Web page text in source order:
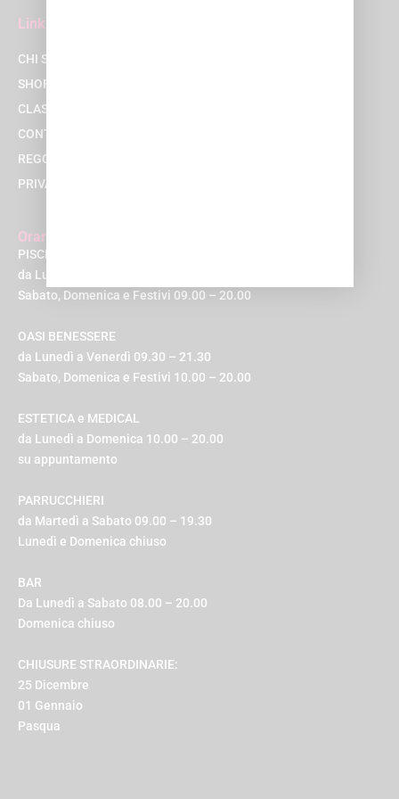
Link
CHI SIAMO
SHOP
CLASSI
CONTATTACI
REGOLAMENTI
PRIVACY POLICY
Orari
PISCINA E PALESTRA
da Lunedì a Venerdì 08.00 – 22.00
Sabato, Domenica e Festivi 09.00 – 20.00
OASI BENESSERE
da Lunedì a Venerdì 09.30 – 21.30
Sabato, Domenica e Festivi 10.00 – 20.00
ESTETICA e MEDICAL
da Lunedì a Domenica 10.00 – 20.00
su appuntamento
PARRUCCHIERI
da Martedì a Sabato 09.00 – 19.30
Lunedì e Domenica chiuso
BAR
Da Lunedì a Sabato 08.00 – 20.00
Domenica chiuso
CHIUSURE STRAORDINARIE:
25 Dicembre
01 Gennaio
Pasqua